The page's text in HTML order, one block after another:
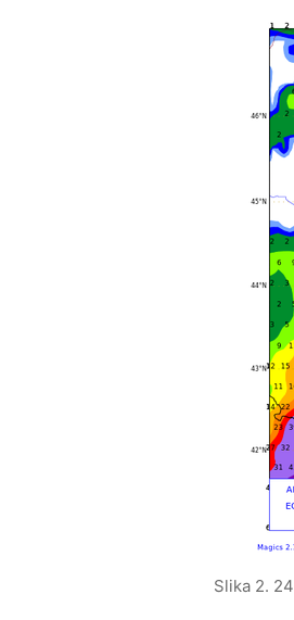
Slika 2.